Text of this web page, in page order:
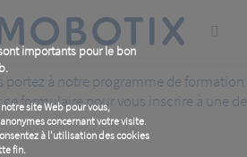
importants pour le bon
site Web pour vous,
concernant votre visite.
à l'utilisation des cookies
fin.
portez à notre programme de formation
ce formulaire pour vous inscrire à une de